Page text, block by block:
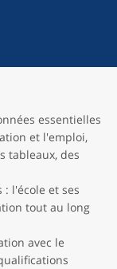
essentielles
et l'emploi,
tableaux, des
: l'école et ses
tout au long
avec le